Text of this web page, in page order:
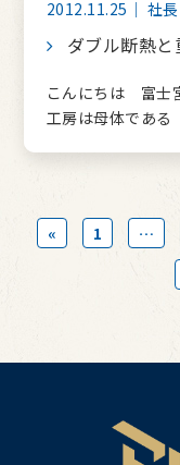
2012.11.25｜ 社
ダブル断熱
こんにちは 富士
工房は母体であ
« 1 …